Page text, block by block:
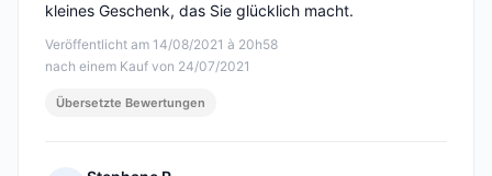
Veröffentlicht am 14/08/2021 à 20h58
nach einem Kauf von 24/07/2021
kleines Geschenk, das Sie glücklich macht.
Übersetzte Bewertungen